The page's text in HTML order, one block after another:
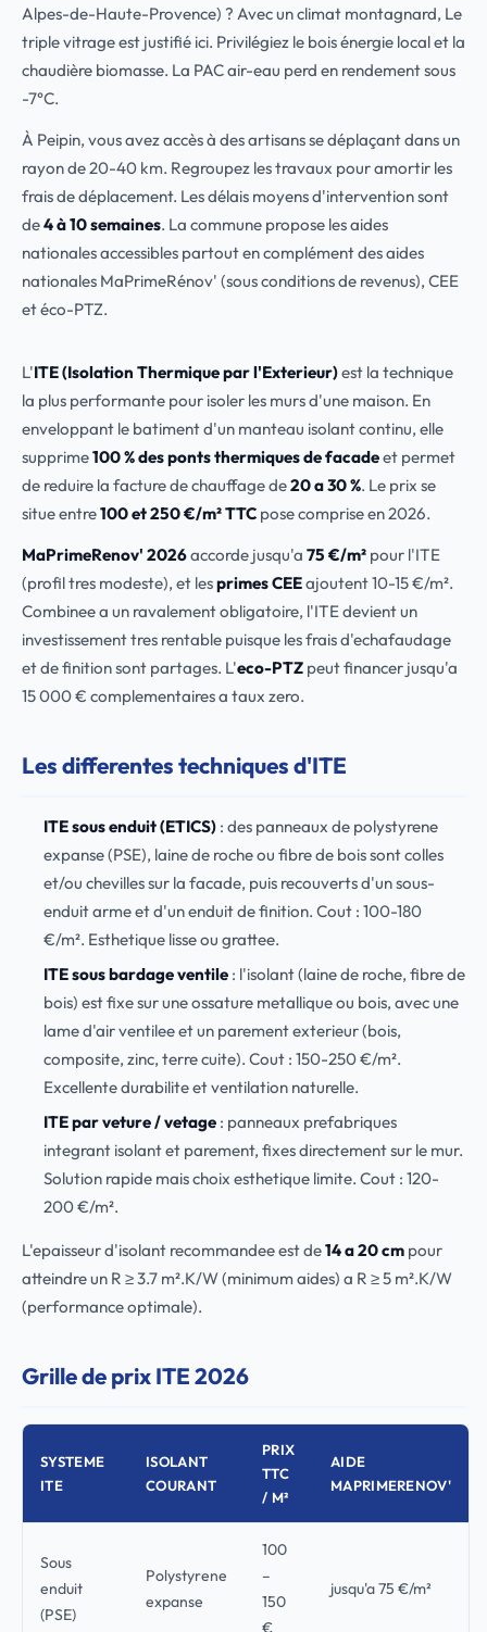
Alpes-de-Haute-Provence) ? Avec un climat montagnard, Le
triple vitrage est justifié ici. Privilégiez le bois énergie local et la
chaudière biomasse. La PAC air-eau perd en rendement sous
-7°C.
À Peipin, vous avez accès à des artisans se déplaçant dans un
rayon de 20-40 km. Regroupez les travaux pour amortir les
frais de déplacement. Les délais moyens d'intervention sont
de4 à 10 semaines. La commune propose les aides
nationales accessibles partout en complément des aides
nationales MaPrimeRénov' (sous conditions de revenus), CEE
et éco-PTZ.
L'ITE (Isolation Thermique par l'Exterieur)est la technique
la plus performante pour isoler les murs d'une maison. En
enveloppant le batiment d'un manteau isolant continu, elle
supprime100 % des ponts thermiques de facadeet permet
de reduire la facture de chauffage de20 a 30 %. Le prix se
situe entre100 et 250 €/m² TTC pose comprise en 2026.
MaPrimeRenov' 2026accorde jusqu'a 75 €/m² pour l'ITE
(profil tres modeste), et lesprimes CEEajoutent 10-15 €/m².
Combinee a un ravalement obligatoire, l'ITE devient un
investissement tres rentable puisque les frais d'echafaudage
et de finition sont partages. L'eco-PTZ peut financer jusqu'a
15 000 € complementaires a taux zero.
Les differentes techniques d'ITE
ITE sous enduit (ETICS): des panneaux de polystyrene
expanse (PSE), laine de roche ou fibre de bois sont colles
et/ou chevilles sur la facade, puis recouverts d'un sous-
enduit arme et d'un enduit de finition. Cout : 100-180
€/m². Esthetique lisse ou grattee.
ITE sous bardage ventile: l'isolant (laine de roche, fibre de
bois) est fixe sur une ossature metallique ou bois, avec une
lame d'air ventilee et un parement exterieur (bois,
composite, zinc, terre cuite). Cout : 150-250 €/m².
Excellente durabilite et ventilation naturelle.
ITE par veture / vetage: panneaux prefabriques
integrant isolant et parement, fixes directement sur le mur.
Solution rapide mais choix esthetique limite. Cout : 120-
200 €/m².
L'epaisseur d'isolant recommandee est de14 a 20 cm pour
atteindre un R ≥ 3.7 m².K/W (minimum aides) a R ≥ 5 m².K/W
(performance optimale).
Grille de prix ITE 2026
SYSTEME
ITE
ISOLANT
COURANT
PRIX
TTC
/ M²
AIDE
MAPRIMERENOV'
Sous
enduit
(PSE)
Polystyrene
expanse
100
–
150
€
jusqu'a 75 €/m²